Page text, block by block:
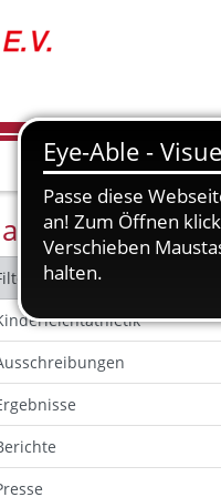
Filter
zurücksetzen